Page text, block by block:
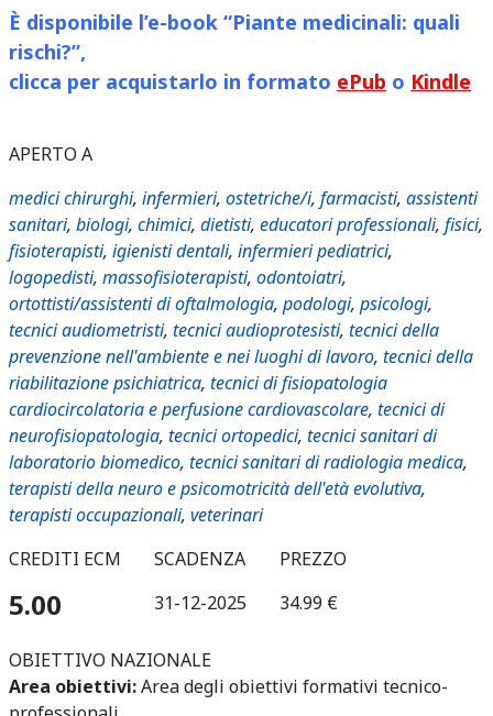
È disponibile l’e-book “Piante medicinali: quali
rischi?”,
clicca per acquistarlo in formato ePub o Kindle
APERTO A
medici chirurghi, infermieri, ostetriche/i, farmacisti, assistenti
sanitari, biologi, chimici, dietisti, educatori professionali, fisici,
fisioterapisti, igienisti dentali, infermieri pediatrici,
logopedisti, massofisioterapisti, odontoiatri,
ortottisti/assistenti di oftalmologia, podologi, psicologi,
tecnici audiometristi, tecnici audioprotesisti, tecnici della
prevenzione nell'ambiente e nei luoghi di lavoro, tecnici della
riabilitazione psichiatrica, tecnici di fisiopatologia
cardiocircolatoria e perfusione cardiovascolare, tecnici di
neurofisiopatologia, tecnici ortopedici, tecnici sanitari di
laboratorio biomedico, tecnici sanitari di radiologia medica,
terapisti della neuro e psicomotricità dell'età evolutiva,
terapisti occupazionali, veterinari
CREDITI ECM
5.00
SCADENZA
31-12-2025
PREZZO
34.99 €
OBIETTIVO NAZIONALE
Area obiettivi:Area degli obiettivi formativi tecnico-